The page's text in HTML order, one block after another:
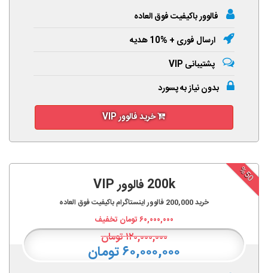
فالوور باکیفیت فوق العاده
ارسال فوری + %10 هدیه
پشتیبانی VIP
بدون نیاز به پسورد
خرید فالوور VIP
%50
200k فالوور VIP
خرید200,000 فالوور اینستاگرام باکیفیت فوق العاده
۶۰,۰۰۰,۰۰۰تومان تخفیف
۱۲۰,۰۰۰,۰۰۰تومان
۶۰,۰۰۰,۰۰۰ تومان